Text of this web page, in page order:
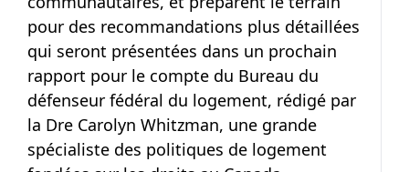
pour des recommandations plus détaillées
qui seront présentées dans un prochain
rapport pour le compte du Bureau du
défenseur fédéral du logement, rédigé par
la Dre Carolyn Whitzman, une grande
spécialiste des politiques de logement